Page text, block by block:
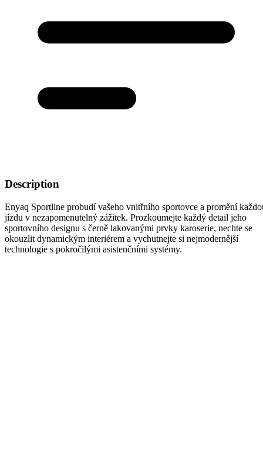
Description
Enyaq Sportline probudí vašeho vnitřního sportovce a promění
jízdu v nezapomenutelný zážitek. Prozkoumejte každý detail jeho
sportovního designu s černě lakovanými prvky karoserie, nechte se
okouzlit dynamickým interiérem a vychutnejte si nejmodernější
technologie s pokročilými asistenčními systémy.